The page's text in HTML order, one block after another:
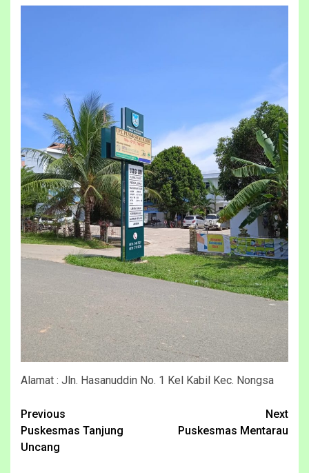
Alamat : Jln. Hasanuddin No. 1 Kel Kabil Kec. Nongsa
Continue
Reading
Previous
Puskesmas Tanjung
Uncang
Next
Puskesmas Mentarau